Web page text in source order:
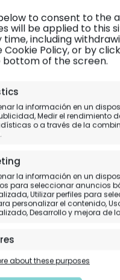
to consent to the
will be applied to this
time, including
Cookie Policy, or by
of the screen.
la información en un
Medir el rendimiento
o a través de la
la información en un
para seleccionar anuncios
Utilizar perfiles para
personalizar el contenido,
Desarrollo y mejora de
Vincular diferentes
about these purposes